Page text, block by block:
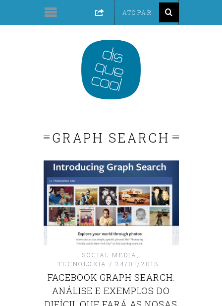
GRAPH SEARCH
SOCIAL MEDIA
TECNOLOXÍA
24/01/2013
FACEBOOK GRAPH SEARCH:
ANÁLISE E EXEMPLOS DO